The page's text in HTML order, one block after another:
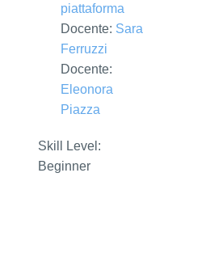
piattaforma
Docente: Sara
Ferruzzi
Docente:
Eleonora
Piazza
Skill Level :
Beginner